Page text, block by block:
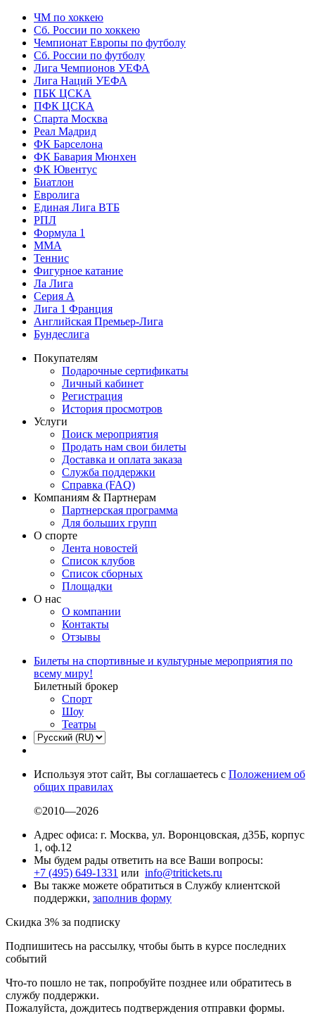
ЧМ по хоккею
Сб. России по хоккею
Чемпионат Европы по футболу
Сб. России по футболу
Лига Чемпионов УЕФА
Лига Наций УЕФА
ПБК ЦСКА
ПФК ЦСКА
Спарта Москва
Реал Мадрид
ФК Барселона
ФК Бавария Мюнхен
ФК Ювентус
Биатлон
Евролига
Единая Лига ВТБ
РПЛ
Формула 1
MMA
Теннис
Фигурное катание
Ла Лига
Серия А
Лига 1 Франция
Английская Премьер-Лига
Бундеслига
Покупателям
Подарочные сертификаты
Личный кабинет
Регистрация
История просмотров
Услуги
Поиск мероприятия
Продать нам свои билеты
Доставка и оплата заказа
Служба поддержки
Справка (FAQ)
Компаниям & Партнерам
Партнерская программа
Для больших групп
О спорте
Лента новостей
Список клубов
Список сборных
Площадки
О нас
О компании
Контакты
Отзывы
Билеты на спортивные и культурные мероприятия по
всему миру!
Билетный брокер
Спорт
Шоу
Театры
Используя этот сайт, Вы соглашаетесь с Положением об
общих правилах
©2010—2026
Адрес офиса: г. Москва, ул. Воронцовская, д35Б, корпус
1, оф.12
Мы будем рады ответить на все Ваши вопросы:
+7 (495) 649-1331 или info@tritickets.ru
Вы также можете обратиться в Службу клиентской
поддержки, заполнив форму
Скидка 3% за подписку
Подпишитесь на рассылку, чтобы быть в курсе последних
событий
Что-то пошло не так, попробуйте позднее или обратитесь в
службу поддержки.
Пожалуйста, дождитесь подтверждения отправки формы.